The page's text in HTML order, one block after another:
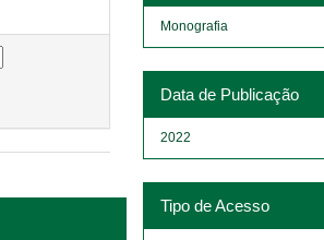
Monografia
Data de Publicação
2022
Tipo de Acesso